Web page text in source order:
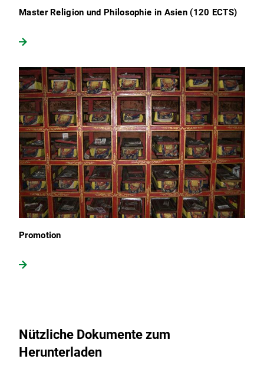
Master Religion und Philosophie in Asien (120 ECTS)
Promotion
Nützliche Dokumente zum
Herunterladen